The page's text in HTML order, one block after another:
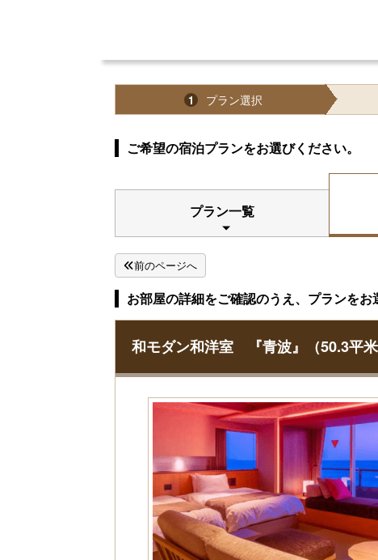
1 プラン選択
ご希望の宿泊プランをお選びください。
プラン一覧
前のページへ
お部屋の詳細をご確認のうえ、プランをお
和モダン和洋室 『青波』（50.3平